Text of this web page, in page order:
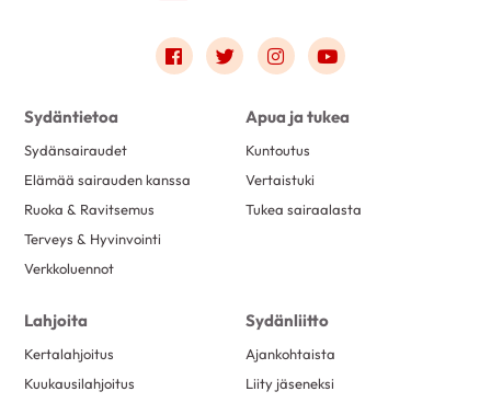
Link to facebook
Link to twitter
Link to instagram
Link to youtube
Sydäntietoa
Sydänsairaudet
Elämää sairauden kanssa
Ruoka & Ravitsemus
Terveys & Hyvinvointi
Verkkoluennot
Apua ja tukea
Kuntoutus
Vertaistuki
Tukea sairaalasta
Lahjoita
Kertalahjoitus
Kuukausilahjoitus
Sydänliitto
Ajankohtaista
Liity jäseneksi